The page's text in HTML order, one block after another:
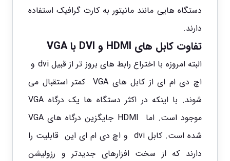
دستگاه هایی مانند مانیتور به کارت گرافیک استفاده
دارند.
تفاوت کابل های HDMI و DVI با VGA
البته امروزه با اختراع رابط های بروز تر از قبیل dvi و
اچ دی ام ای از کابل های VGA کمتر استقبال می
شوند. با اینکه در اکثر دستگاه ها یک درگاه VGA
موجود است. اما HDMI جایگزین درگاه های VGA
شده است. کابل dvi و اچ دی ام ای این قابلیت را
دارند که از سخت افزارهای جدیدتر و رزولیشن